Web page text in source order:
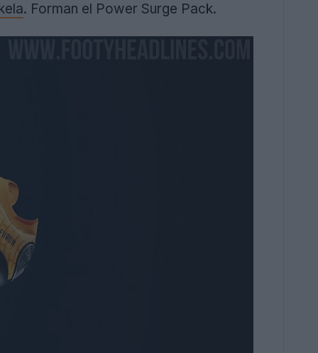
. Forman el Power Surge Pack.